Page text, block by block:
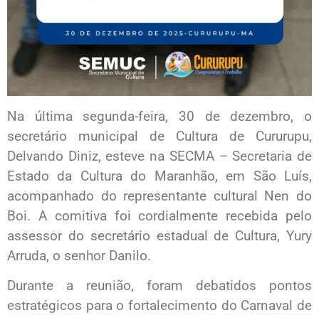
Na última segunda-feira, 30 de dezembro, o
secretário municipal de Cultura de Cururupu,
Delvando Diniz, esteve na SECMA – Secretaria de
Estado da Cultura do Maranhão, em São Luís,
acompanhado do representante cultural Nen do
Boi. A comitiva foi cordialmente recebida pelo
assessor do secretário estadual de Cultura, Yury
Arruda, o senhor Danilo.
Durante a reunião, foram debatidos pontos
estratégicos para o fortalecimento do Carnaval de